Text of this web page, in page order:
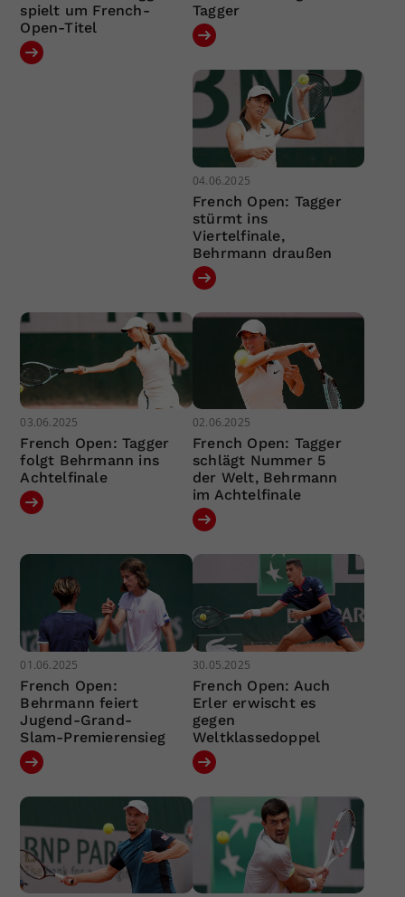
spielt um French-
Open-Titel
Tagger
04.06.2025
French Open: Tagger
stürmt ins
Viertelfinale,
Behrmann draußen
03.06.2025
French Open: Tagger
folgt Behrmann ins
Achtelfinale
02.06.2025
French Open: Tagger
schlägt Nummer 5
der Welt, Behrmann
im Achtelfinale
01.06.2025
French Open:
Behrmann feiert
Jugend-Grand-
Slam-Premierensieg
30.05.2025
French Open: Auch
Erler erwischt es
gegen
Weltklassedoppel